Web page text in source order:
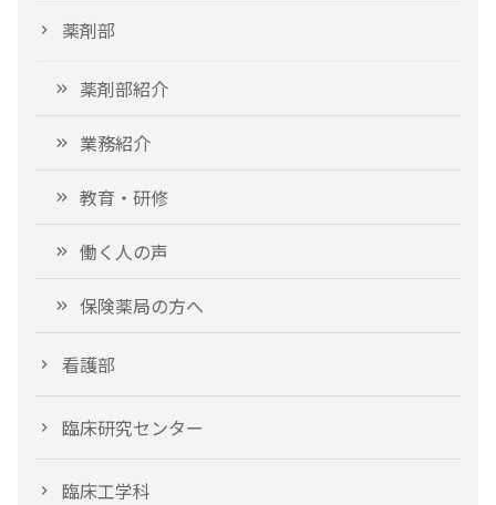
薬剤部
薬剤部紹介
業務紹介
教育・研修
働く人の声
保険薬局の方へ
看護部
臨床研究センター
臨床工学科